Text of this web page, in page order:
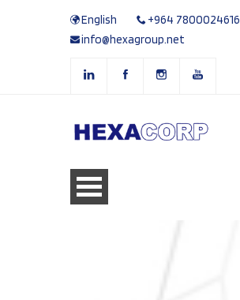
English
+964 7800024616
info@hexagroup.net